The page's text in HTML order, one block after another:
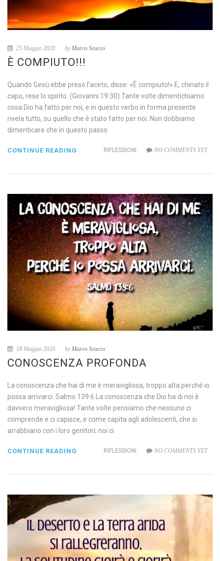
25 Maggio 2020 by Marco Scacco
È COMPIUTO!!!
Quando Gesù ebbe preso l’aceto, disse: «È compiuto!» E, chinato il
capo, rese lo spirito. (Giovanni 19:30) Tante volte dimentichiamo
cosa Dio ha fatto per noi, e in questo verbo in forma presente
rivela tutto, su quello che è stato fatto per noi. Non dobbiamo
dimenticare che in questo passo
RIFLESSIONI NO COMMENTS YET
CONTINUE READING
18 Maggio 2020 byMarco Scacco
CONOSCENZA PROFONDA
La conoscenza che hai di me è meravigliosa, troppo alta perché io
possa arrivarci. Salmo 139:6 La conoscenza che Dio ha di noi è
davvero meravigliosa! Tante volte pensiamo che nessuno ci
comprende e ci capisce, e come capita agli adolescenti, che si
arrabbiano con i loro genitori; noi ci
RIFLESSIONI NO COMMENTS YET
CONTINUE READING